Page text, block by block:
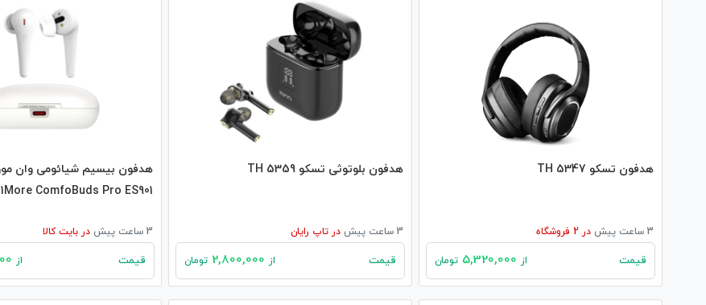
هدفون تسکو TH 5347
3 ساعت پیش در فروشگاه
قیمت از تومان
هدفون بلوتوثی تسکو TH 5359
3 ساعت پیش در تاپ رایان
قیمت از تومان
1More ComfoBuds Pro ES901
3 ساعت پیش در بایت کالا
قیمت از